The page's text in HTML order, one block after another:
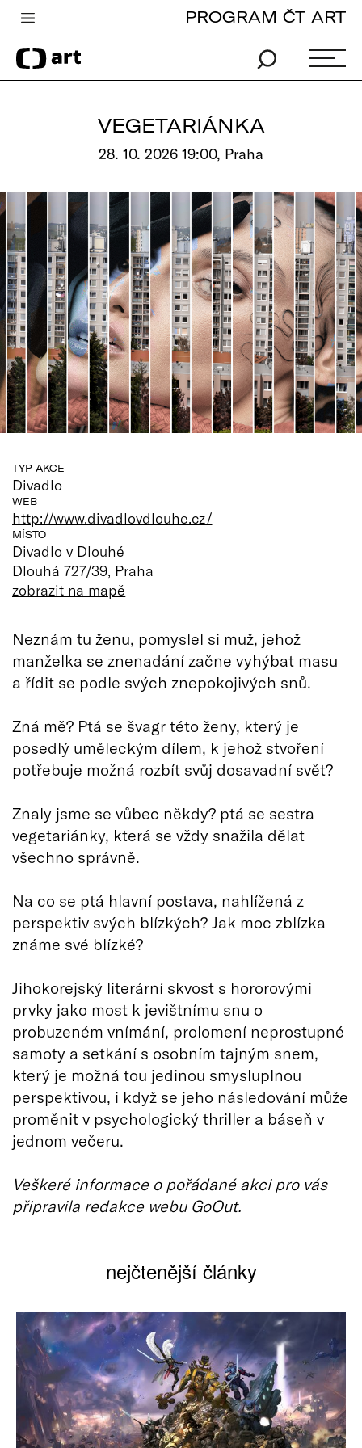
Česká televize
Zpravodajství
Pro děti
edu
Vše o ČT
PROGRAM ČT ART
VEGETARIÁNKA
28. 10. 2026 19:00, Praha
TYP AKCE
Divadlo
WEB
http://www.divadlovdlouhe.cz/
MÍSTO
Divadlo v Dlouhé
Dlouhá 727/39, Praha
zobrazit na mapě
Neznám tu ženu, pomyslel si muž, jehož
manželka se znenadání začne vyhýbat masu
a řídit se podle svých znepokojivých snů.
Zná mě? Ptá se švagr této ženy, který je
posedlý uměleckým dílem, k jehož stvoření
potřebuje možná rozbít svůj dosavadní svět?
Znaly jsme se vůbec někdy? ptá se sestra
vegetariánky, která se vždy snažila dělat
všechno správně.
Na co se ptá hlavní postava, nahlížená z
perspektiv svých blízkých? Jak moc zblízka
známe své blízké?
Jihokorejský literární skvost s hororovými
prvky jako most k jevištnímu snu o
probuzeném vnímání, prolomení neprostupné
samoty a setkání s osobním tajným snem,
který je možná tou jedinou smysluplnou
perspektivou, i když se jeho následování může
proměnit v psychologický thriller a báseň v
jednom večeru.
Veškeré informace o pořádané akci pro vás
připravila redakce webu GoOut.
nejčtenější články